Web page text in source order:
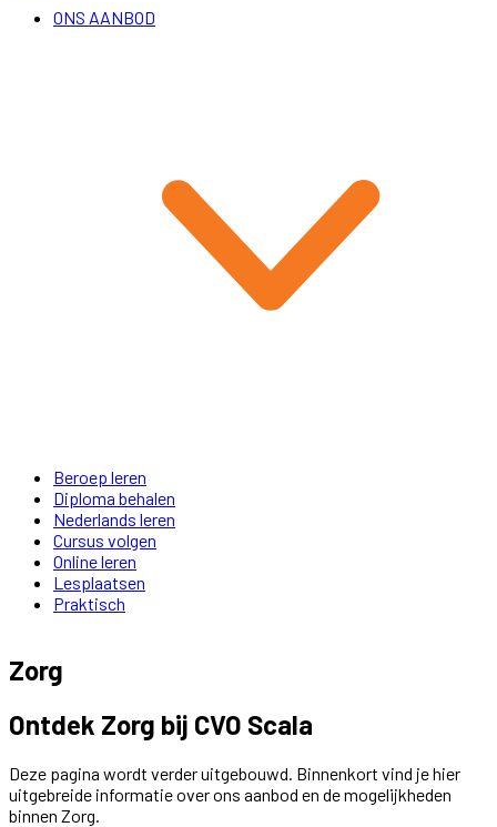
ONS AANBOD
Beroep leren
Diploma behalen
Nederlands leren
Cursus volgen
Online leren
Lesplaatsen
Praktisch
Zorg
Ontdek Zorg bij CVO Scala
Deze pagina wordt verder uitgebouwd. Binnenkort vind je hier
uitgebreide informatie over ons aanbod en de mogelijkheden
binnen Zorg.